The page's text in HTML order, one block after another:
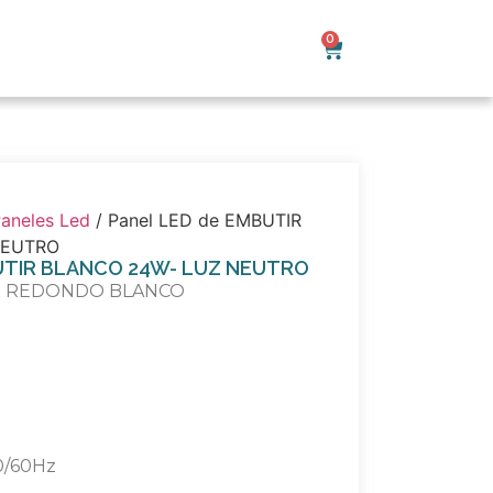
0
Led / Panel LED de EMBUTIR
BLANCO 24W- LUZ NEUTRO
BLANCO
60Hz